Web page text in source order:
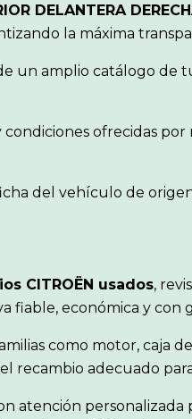
DELANTERA
la máxima
un amplio catálogo de
ofrecidas
del vehículo de
CITROËN usados,
fiable, económica y con
como motor, caja
recambio adecuado
atención